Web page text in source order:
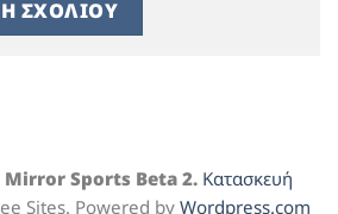
Mirror Sports Beta 2. Κατασκευή
Sites. Powered by Wordpress.com